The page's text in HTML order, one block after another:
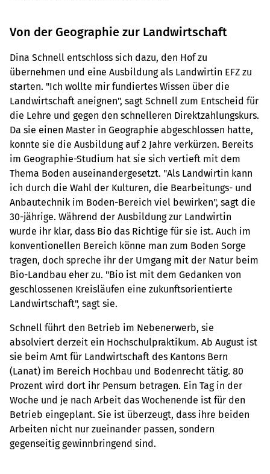
Von der Geographie zur Landwirtschaft
Dina Schnell entschloss sich dazu, den Hof zu
übernehmen und eine Ausbildung als Landwirtin EFZ zu
starten. "Ich wollte mir fundiertes Wissen über die
Landwirtschaft aneignen", sagt Schnell zum Entscheid für
die Lehre und gegen den schnelleren Direktzahlungskurs.
Da sie einen Master in Geographie abgeschlossen hatte,
konnte sie die Ausbildung auf 2 Jahre verkürzen. Bereits
im Geographie-Studium hat sie sich vertieft mit dem
Thema Boden auseinandergesetzt. "Als Landwirtin kann
ich durch die Wahl der Kulturen, die Bearbeitungs- und
Anbautechnik im Boden-Bereich viel bewirken", sagt die
30-jährige. Während der Ausbildung zur Landwirtin
wurde ihr klar, dass Bio das Richtige für sie ist. Auch im
konventionellen Bereich könne man zum Boden Sorge
tragen, doch spreche ihr der Umgang mit der Natur beim
Bio-Landbau eher zu. "Bio ist mit dem Gedanken von
geschlossenen Kreisläufen eine zukunftsorientierte
Landwirtschaft", sagt sie.
Schnell führt den Betrieb im Nebenerwerb, sie
absolviert derzeit ein Hochschulpraktikum. Ab August ist
sie beim Amt für Landwirtschaft des Kantons Bern
(Lanat) im Bereich Hochbau und Bodenrecht tätig. 80
Prozent wird dort ihr Pensum betragen. Ein Tag in der
Woche und je nach Arbeit das Wochenende ist für den
Betrieb eingeplant. Sie ist überzeugt, dass ihre beiden
Arbeiten nicht nur zueinander passen, sondern
gegenseitig gewinnbringend sind.